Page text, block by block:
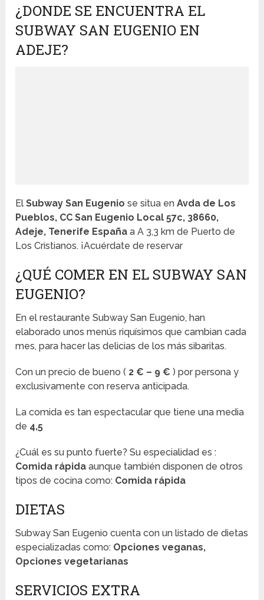
¿DONDE SE ENCUENTRA EL
SUBWAY SAN EUGENIO EN
ADEJE?
ElSubway San Eugenio se situa enAvda de Los
Pueblos, CC San Eugenio Local 57c, 38660,
Adeje, Tenerife España a A 3,3 km de Puerto de
Los Cristianos. ¡Acuérdate de reservar
¿QUÉ COMER EN EL SUBWAY SAN
EUGENIO?
En el restaurante Subway San Eugenio, han
elaborado unos menús riquísimos que cambian cada
mes, para hacer las delicias de los más sibaritas.
Con un precio de bueno ( 2 € – 9 € ) por persona y
exclusivamente con reserva anticipada.
La comida es tan espectacular que tiene una media
de 4,5
¿Cuál es su punto fuerte? Su especialidad es :
Comida rápidaaunque también disponen de otros
tipos de cocina como: Comida rápida
DIETAS
Subway San Eugenio cuenta con un listado de dietas
especializadas como: Opciones veganas,
Opciones vegetarianas
SERVICIOS EXTRA